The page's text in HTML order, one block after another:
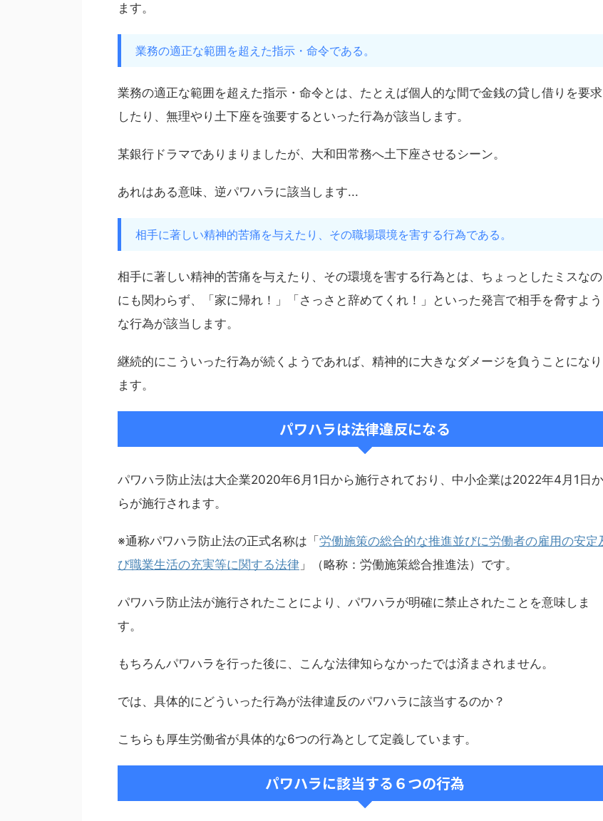
ます。
業務の適正な範囲を超えた指示・命令である。
業務の適正な範囲を超えた指示・命令とは、たとえば個人的な間で金銭の貸し借りを要求
したり、無理やり土下座を強要するといった行為が該当します。
某銀行ドラマでありまりましたが、大和田常務へ土下座させるシーン。
あれはある意味、逆パワハラに該当します...
相手に著しい精神的苦痛を与えたり、その職場環境を害する行為である。
相手に著しい精神的苦痛を与えたり、その環境を害する行為とは、ちょっとしたミスなの
にも関わらず、「家に帰れ！」「さっさと辞めてくれ！」といった発言で相手を脅すよう
な行為が該当します。
継続的にこういった行為が続くようであれば、精神的に大きなダメージを負うことになり
ます。
パワハラは法律違反になる
パワハラ防止法は大企業2020年6月1日から施行されており、中小企業は2022年4月1日か
らが施行されます。
※通称パワハラ防止法の正式名称は「 労働施策の総合的な推進並びに労働者の雇用の安定
び職業生活の充実等に関する法律 」（略称：労働施策総合推進法）です。
パワハラ防止法が施行されたことにより、パワハラが明確に禁止されたことを意味しま
す。
もちろんパワハラを行った後に、こんな法律知らなかったでは済まされません。
では、具体的にどういった行為が法律違反のパワハラに該当するのか？
こちらも厚生労働省が具体的な6つの行為として定義しています。
パワハラに該当する６つの行為